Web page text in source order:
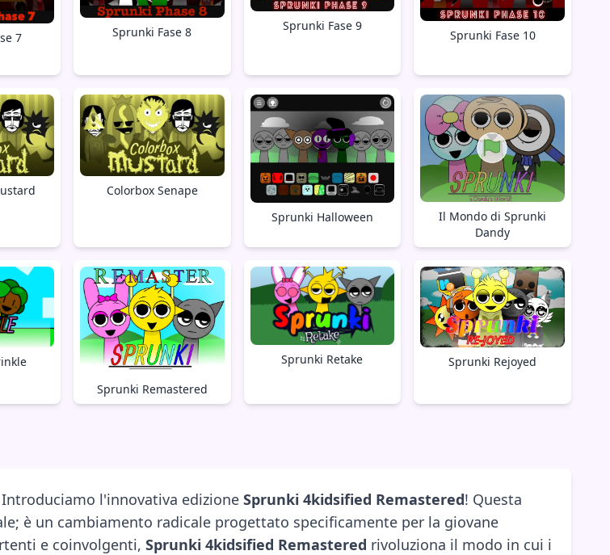
7 Sprunki Fase 8 Sprunki Fase 9
Sprunki Fase 10
Colorbox Senape
Sprunki Halloween
Il Mondo di Sprunki
Dandy
Sprunki Remastered
Sprunki Retake Sprunki Rejoyed
l'innovativa edizione Sprunki 4kidsified Remastered! Questa
è un cambiamento radicale progettato specificamente per la giovane
e coinvolgenti, Sprunki 4kidsified Remastered rivoluziona il modo in cui i